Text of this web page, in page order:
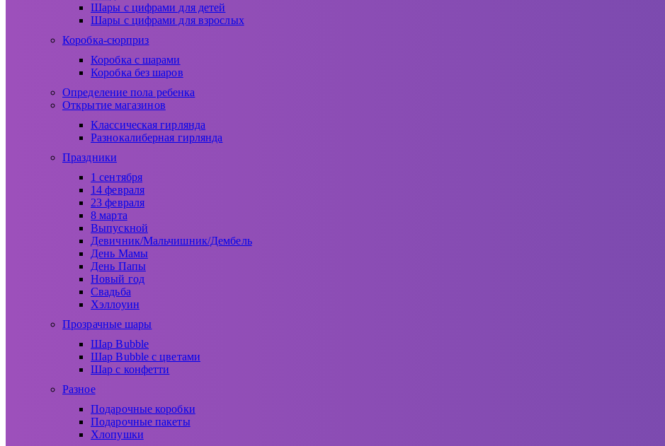
Шары с цифрами для детей
Шары с цифрами для взрослых
Коробка-сюрприз
Коробка с шарами
Коробка без шаров
Определение пола ребенка
Открытие магазинов
Классическая гирлянда
Разнокалиберная гирлянда
Праздники
1 сентября
14 февраля
23 февраля
8 марта
Выпускной
Девичник/Мальчишник/Дембель
День Мамы
День Папы
Новый год
Свадьба
Хэллоуин
Прозрачные шары
Шар Bubble
Шар Bubble с цветами
Шар с конфетти
Разное
Подарочные коробки
Подарочные пакеты
Хлопушки